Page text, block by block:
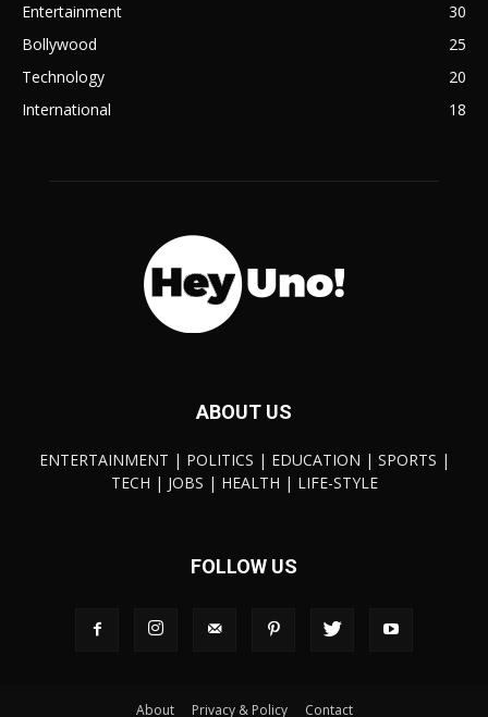
Entertainment
30
Bollywood
25
Technology
20
International
18
ABOUT US
ENTERTAINMENT | POLITICS | EDUCATION | SPORTS |
TECH | JOBS | HEALTH | LIFE-STYLE
FOLLOW US
About Privacy & Policy Contact